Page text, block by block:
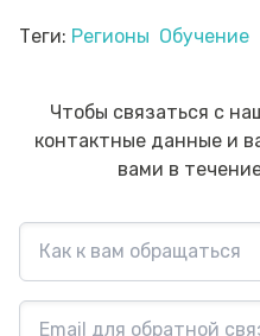
Теги: Регионы Обучение
Чтобы связаться с
контактные данные и
вами в